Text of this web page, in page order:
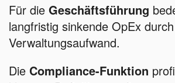
Für die Geschäftsführung
langfristig sinkende OpEx
Verwaltungsaufwand.
Die Compliance-Funktion